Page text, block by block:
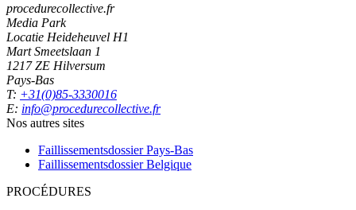
procedurecollective.fr
Media Park
Locatie Heideheuvel H1
Mart Smeetslaan 1
1217 ZE Hilversum
Pays-Bas
T: +31(0)85-3330016
E: info@procedurecollective.fr
Nos autres sites
Faillissementsdossier Pays-Bas
Faillissementsdossier Belgique
PROCÉDURES